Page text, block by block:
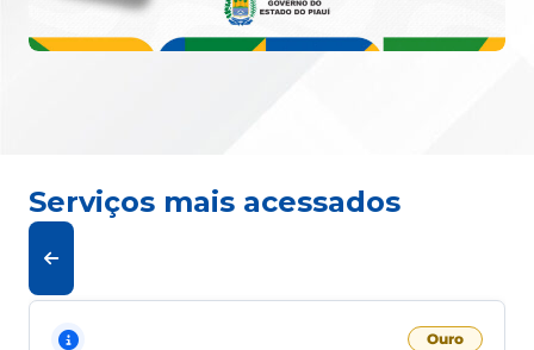
Serviços mais acessados
Ouro